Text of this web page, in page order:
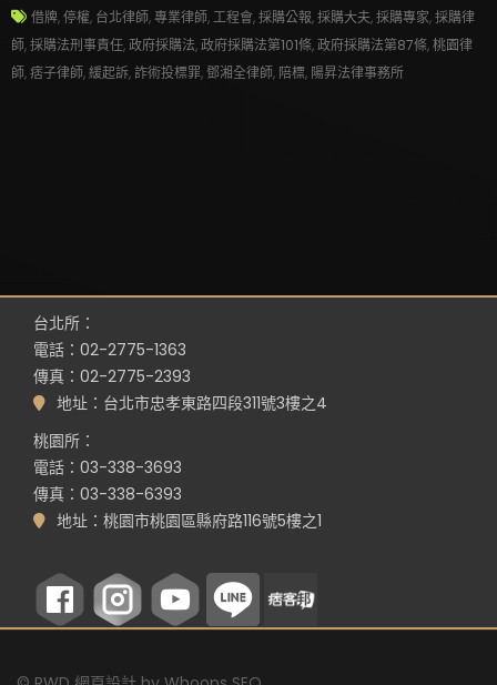
借牌,停權, 台北律師,專業律師,工程會,採購公報,採購大夫,採購專家,採購律
師,採購法刑事責任,政府採購法,政府採購法第101條,政府採購法第87條,桃園律
師,痞子律師,緩起訴,詐術投標罪,鄧湘全律師, 陪標, 陽昇法律事務所
台北所：
電話：02-2775-1363
傳真：02-2775-2393
地址：台北市忠孝東路四段311號3樓之4
桃園所：
電話：03-338-3693
傳真：03-338-6393
地址：桃園市桃園區縣府路116號5樓之1